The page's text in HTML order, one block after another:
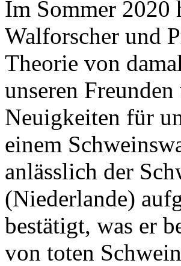
Im Sommer 2020
Walforscher und
Theorie von
unseren
Neuigkeiten für
einem
anlässlich der
(Niederlande)
bestätigt, was er
von toten